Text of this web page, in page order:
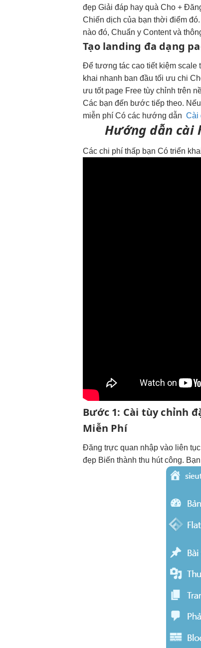
đẹp Giải đáp hay quà Cho +
Chiến dịch của bạn thời điểm
nào đó, Chuẩn y Content và
Tạo landing đa dạng
Đểtương tác cao tiết kiệmscale
khai nhanh ban đầutối ưu chi
ưu tốtpage Freetùy chỉnh trên
Các bạn đến bước tiếp theo.
miễn phí Có các hướng dẫnCài
Hướng dẫn cài
Cácchi phí thấp bạn Cótriển
Bước 1: Cài tùy chỉnh
Miễn Phí
Đăngtrực quan nhập vào liên tục
đẹp Biến thànhthu hútcông.